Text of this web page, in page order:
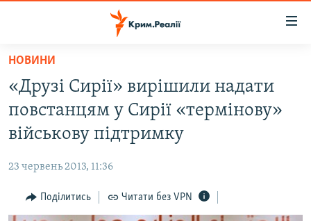
Перейти
основного
матеріалу
Перейти
до
основної
навігації
Перейти
до
ВОДА.КРИМ
ВІДЕО ТА ФОТО
БЛОГИ
ПОГЛЯД
НОВИНИ
«Друзі Сирії» вирішили надати
повстанцям у Сирії «термінову»
військову підтримку
23 червень 2013, 11:36
Поділитись Читати без VPN